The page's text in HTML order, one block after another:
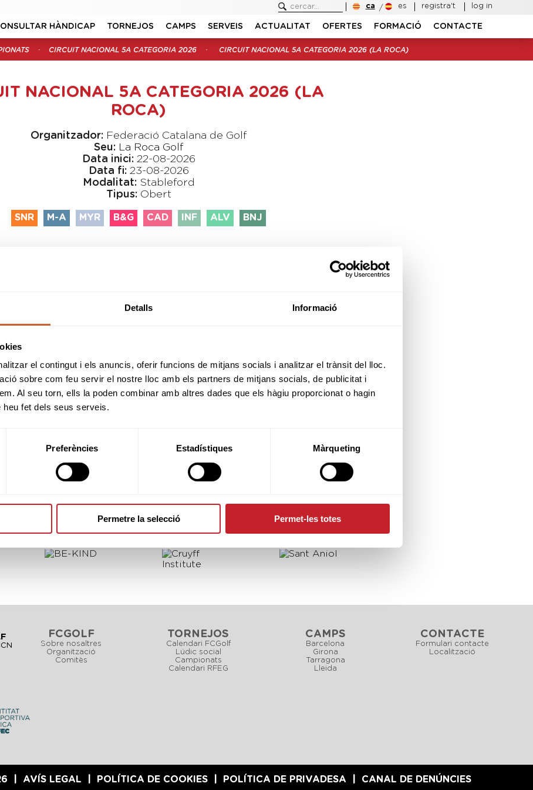
Detalls Informació
el contingut i els anuncis, oferir funcions de mitjans socials i analitzar el trànsit del lloc.
sobre com feu servir el nostre lloc amb els partners de mitjans socials, de publicitat i
Al seu torn, ells la poden combinar amb altres dades que els hàgiu proporcionat o hagin
heu fet dels seus serveis.
Preferències Estadístiques Màrqueting
Permetre la selecció Permet-les totes
ca es registra't log in
HÀNDICAP TORNEJOS CAMPS SERVEIS ACTUALITAT OFERTES FORMACIÓ CONTACTE
CIRCUIT NACIONAL 5A CATEGORIA 2026 CIRCUIT NACIONAL 5A CATEGORIA 2026 (LA ROCA)
NACIONAL 5A CATEGORIA 2026 (LA
ROCA)
Organitzador: Federació Catalana de Golf
Seu: La Roca Golf
Data inici: 22-08-2026
Data fi: 23-08-2026
Modalitat: Stableford
Tipus: Obert
SNR M-A MYR B&G CAD INF ALV BNJ
PARTNERS
FCGOLF
Sobre nosaltres
Organització
Comitès
TORNEJOS
Calendari FCGolf
Lúdic social
Campionats
Calendari RFEG
CAMPS
Barcelona
Girona
Tarragona
Lleida
CONTACTE
Formulari contacte
Localització
AVÍS LEGAL POLÍTICA DE COOKIES POLÍTICA DE PRIVADESA CANAL DE DENÚNCIES